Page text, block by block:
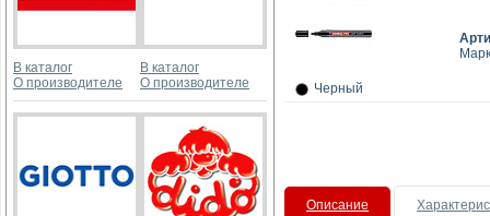
В каталог
О производителе
В каталог
О производителе
Черный
Описание